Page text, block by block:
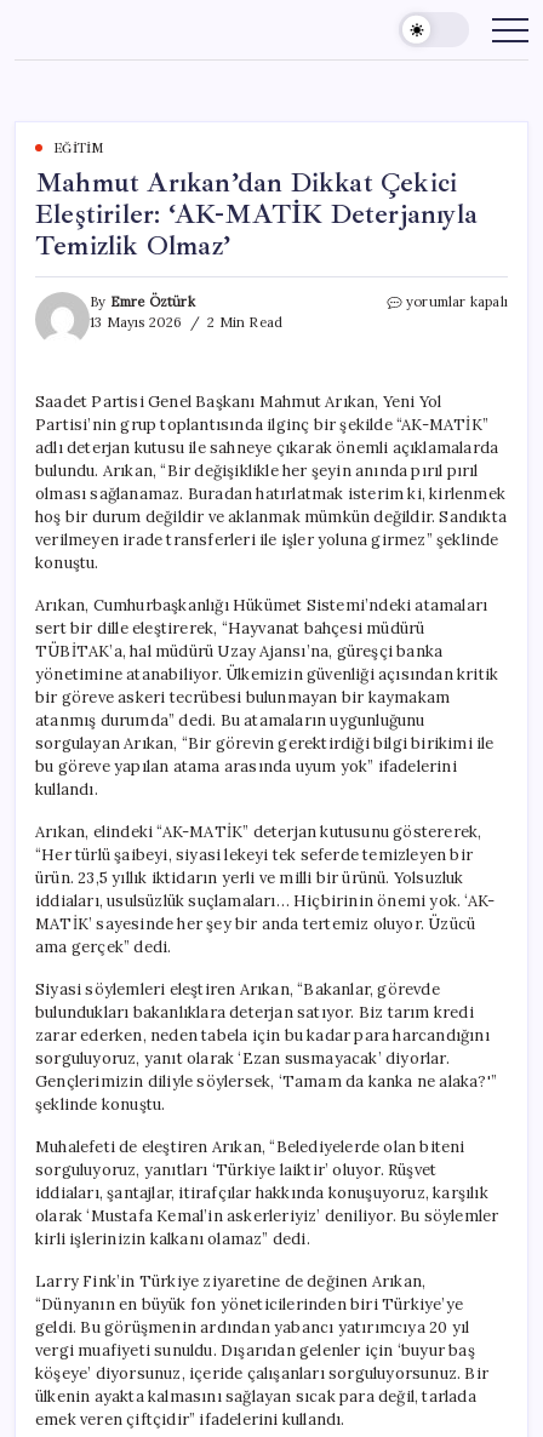
content
EĞITIM
Mahmut Arıkan’dan Dikkat Çekici
Eleştiriler: ‘AK-MATİK Deterjanıyla
Temizlik Olmaz’
By Emre Öztürk
13 Mayıs 2026
2 Min Read
Mahmut
‘AK-
MATİK
Deterjanıyla
Temizlik
Olmaz’
için
yorumlar kapalı
Saadet Partisi Genel Başkanı Mahmut Arıkan, Yeni Yol
Partisi’nin grup toplantısında ilginç bir şekilde “AK-MATİK”
adlı deterjan kutusu ile sahneye çıkarak önemli açıklamalarda
bulundu. Arıkan, “Bir değişiklikle her şeyin anında pırıl pırıl
olması sağlanamaz. Buradan hatırlatmak isterim ki, kirlenmek
hoş bir durum değildir ve aklanmak mümkün değildir. Sandıkta
verilmeyen irade transferleri ile işler yoluna girmez” şeklinde
konuştu.
Arıkan, Cumhurbaşkanlığı Hükümet Sistemi’ndeki atamaları
sert bir dille eleştirerek, “Hayvanat bahçesi müdürü
TÜBİTAK’a, hal müdürü Uzay Ajansı’na, güreşçi banka
yönetimine atanabiliyor. Ülkemizin güvenliği açısından kritik
bir göreve askeri tecrübesi bulunmayan bir kaymakam
atanmış durumda” dedi. Bu atamaların uygunluğunu
sorgulayan Arıkan, “Bir görevin gerektirdiği bilgi birikimi ile
bu göreve yapılan atama arasında uyum yok” ifadelerini
kullandı.
Arıkan, elindeki “AK-MATİK” deterjan kutusunu göstererek,
“Her türlü şaibeyi, siyasi lekeyi tek seferde temizleyen bir
ürün. 23,5 yıllık iktidarın yerli ve milli bir ürünü. Yolsuzluk
iddiaları, usulsüzlük suçlamaları… Hiçbirinin önemi yok. ‘AK-
MATİK’ sayesinde her şey bir anda tertemiz oluyor. Üzücü
ama gerçek” dedi.
Siyasi söylemleri eleştiren Arıkan, “Bakanlar, görevde
bulundukları bakanlıklara deterjan satıyor. Biz tarım kredi
zarar ederken, neden tabela için bu kadar para harcandığını
sorguluyoruz, yanıt olarak ‘Ezan susmayacak’ diyorlar.
Gençlerimizin diliyle söylersek, ‘Tamam da kanka ne alaka?'”
şeklinde konuştu.
Muhalefeti de eleştiren Arıkan, “Belediyelerde olan biteni
sorguluyoruz, yanıtları ‘Türkiye laiktir’ oluyor. Rüşvet
iddiaları, şantajlar, itirafçılar hakkında konuşuyoruz, karşılık
olarak ‘Mustafa Kemal’in askerleriyiz’ deniliyor. Bu söylemler
kirli işlerinizin kalkanı olamaz” dedi.
Larry Fink’in Türkiye ziyaretine de değinen Arıkan,
“Dünyanın en büyük fon yöneticilerinden biri Türkiye’ye
geldi. Bu görüşmenin ardından yabancı yatırımcıya 20 yıl
vergi muafiyeti sunuldu. Dışarıdan gelenler için ‘buyur baş
köşeye’ diyorsunuz, içeride çalışanları sorguluyorsunuz. Bir
ülkenin ayakta kalmasını sağlayan sıcak para değil, tarlada
emek veren çiftçidir” ifadelerini kullandı.